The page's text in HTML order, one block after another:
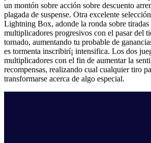
un montón sobre acción sobre descuento
plagada de suspense. Otra excelente
Lightning Box, adonde la ronda sobre tiradas
multiplicadores progresivos con el pasar del
tornado, aumentando tu probable de
es tormenta inscribirí¡ intensifica. Los dos
multiplicadores con el fin de aumentar la
recompensas, realizando cual cualquier tiro
transformarse acerca de algo especial.